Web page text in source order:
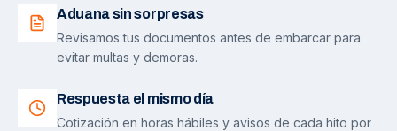
Aduana sin sorpresas
Revisamos tus documentos antes de embarcar para
evitar multas y demoras.
Respuesta el mismo día
Cotización en horas hábiles y avisos de cada hito por